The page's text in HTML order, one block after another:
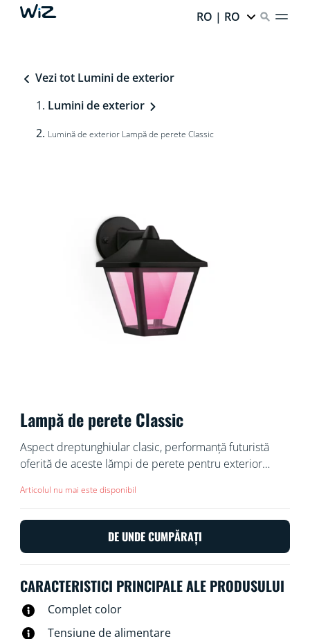
RO | RO
Vezi tot Lumini de exterior
Lumini de exterior
Lumină de exterior Lampă de perete Classic
Lampă de perete Classic
Aspect dreptunghiular clasic, performanță futuristă
oferită de aceste lămpi de perete pentru exterior
principală. Inundați-vă grădina din față, grădina din
culoare dinamică frumoasă și lumină albă reglabilă.
Funcționează cu lămpile și corpurile de iluminat Wi-Fi
Articolul nu mai este disponibil
DE UNDE CUMPĂRAȚI
CARACTERISTICI PRINCIPALE ALE PRODUSULUI
Complet color
Tensiune de alimentare